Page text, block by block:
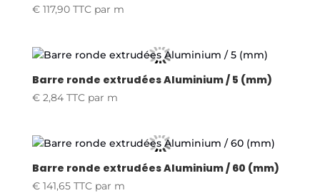
€117,90 TTCpar m
Barre ronde extrudées Aluminium / 5 (mm)
€2,84 TTCpar m
Barre ronde extrudées Aluminium / 60 (mm)
€141,65 TTCpar m